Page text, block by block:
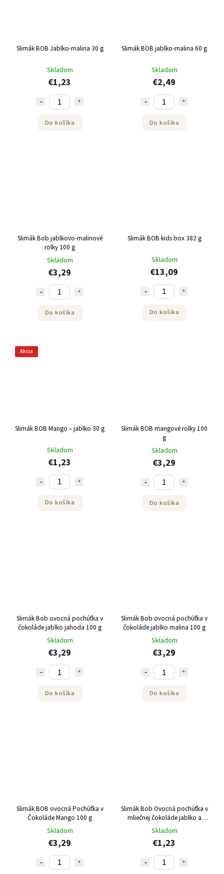
Slimák BOB Jablko-malina 30 g
Skladom
€1,23
Do košíka
Slimák BOB jablko-malina 60 g
Skladom
€2,49
Do košíka
Slimák Bob jablkovo-malinové
rolky 100 g
Skladom
€3,29
Do košíka
Slimák BOB kids box 382 g
Skladom
€13,09
Do košíka
Akcia
Slimák BOB Mango – jablko 30 g
Skladom
€1,23
Do košíka
Slimák BOB mangové rolky 100
g
Skladom
€3,29
Do košíka
Slimák Bob ovocná pochúťka v
čokoláde jablko jahoda 100 g
Skladom
€3,29
Do košíka
Slimák Bob ovocná pochúťka v
čokoláde jablko malina 100 g
Skladom
€3,29
Do košíka
Slimák BOB ovocná Pochúťka v
Čokoláde Mango 100 g
Skladom
€3,29
Slimák Bob Ovocná pochúťka v
mliečnej čokoláde jablko a
hruška 30 g
Skladom
€1,23